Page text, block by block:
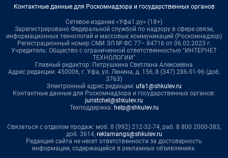
Контактные данные для Роскомнадзора и государственных органов
Сетевое издание «Уфа1.ру» (18+)
Зарегистрировано Федеральной службой по надзору в сфере связи,
информационных технологий и массовых коммуникаций (Роскомнадзор)
Регистрационный номер СМИ ЭЛ № ФС 77– 84716 от 06.02.2023 г.
Учредитель: Общество с ограниченной ответственностью "ИНТЕРНЕТ
ТЕХНОЛОГИИ"
Главный редактор: Петрушкина Светлана Алексеевна
Адрес редакции: 450006, г. Уфа, ул. Ленина, д. 156, 8 (347) 286-51-96 (доб.
3763)
Электронный адрес редакции: ufa1@shkulev.ru
Контактные данные для Роскомнадзора и государственных органов:
juristchel@shkulev.ru
Техподдержка: help@shkulev.ru
Связаться с отделом продаж: моб. 8 (992) 212-32-74, раб. 8 800 2000-383,
доб. 3614, reklamangs@shkulev.ru
Редакция сайта не несет ответственности за достоверность
информации, содержащейся в рекламных объявлениях.